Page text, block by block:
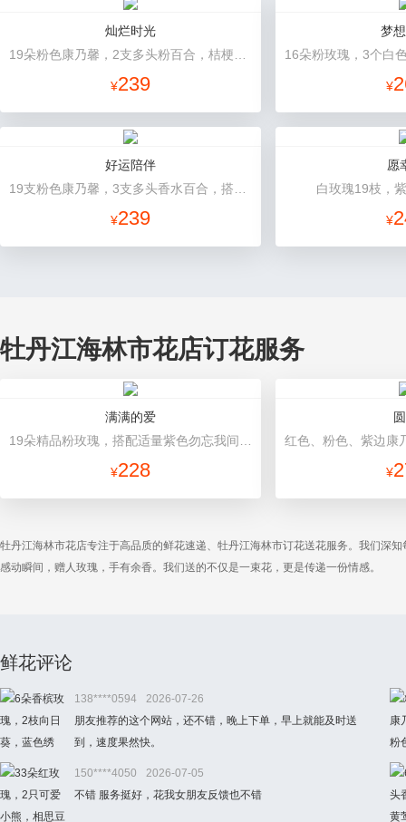
灿烂时光
¥239
梦
¥
好运陪伴
¥239
愿
白玫瑰19枝，
¥
牡丹江海林市花店订花服务
满满的爱
¥228 ¥
牡丹江海林市花店专注于高品质的鲜花速递、牡丹江海林市订花送花服务。我们深
感动瞬间，赠人玫瑰，手有余香。我们送的不仅是一束花，更是传递一份情感。
鲜花评论
138****0594
2026-07-26
朋友推荐的这个网站，还不错，晚上下单，早上就能及时送
到，速度果然快。
150****4050
2026-07-05
不错 服务挺好，花我女朋友反馈也不错